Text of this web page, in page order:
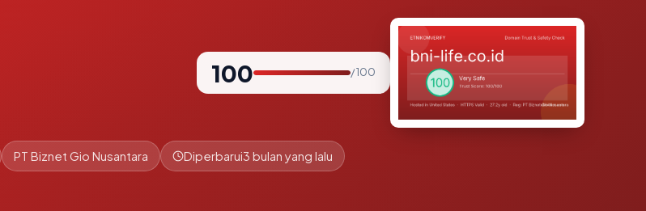
100 / 100
PT Biznet Gio Nusantara Diperbarui3 bulan yang lalu